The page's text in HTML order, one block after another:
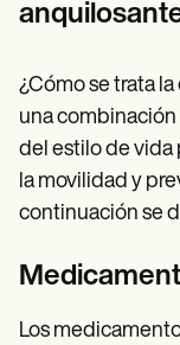
¿Cómo se trata
una
del estilo de vida
la movilidad y
continuación se
Los